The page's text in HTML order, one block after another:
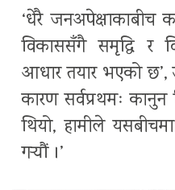
‘धेरै जनअपेक्षाकाबीच
विकाससँगै समृद्धि र
आधार तयार भएको छ’,
कारण सर्वप्रथमः कानुन
थियो, हामीले
गर्‍यौं ।’